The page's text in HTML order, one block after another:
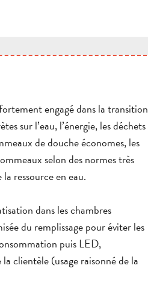
engagé dans la transition
sur l’eau, l’énergie, les déchets
de douche économes, les
selon des normes très
ressource en eau.
dans les chambres
du remplissage pour éviter les
puis LED,
clientèle (usage raisonné de la